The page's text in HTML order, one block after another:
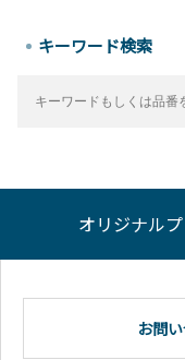
キーワード検索
オリジナル
お問